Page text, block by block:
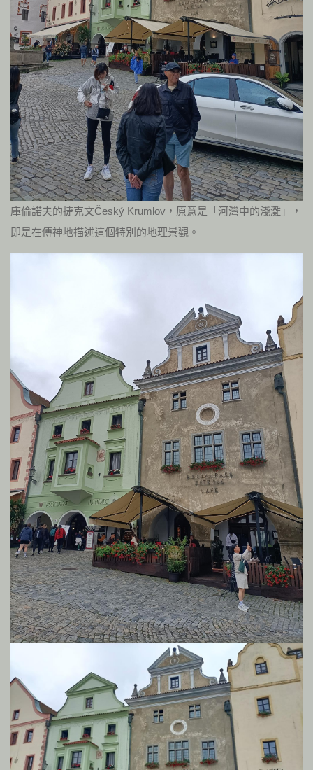
庫倫諾夫的捷克文Český Krumlov，原意是「河灣中的淺灘」，
即是在傳神地描述這個特別的地理景觀。